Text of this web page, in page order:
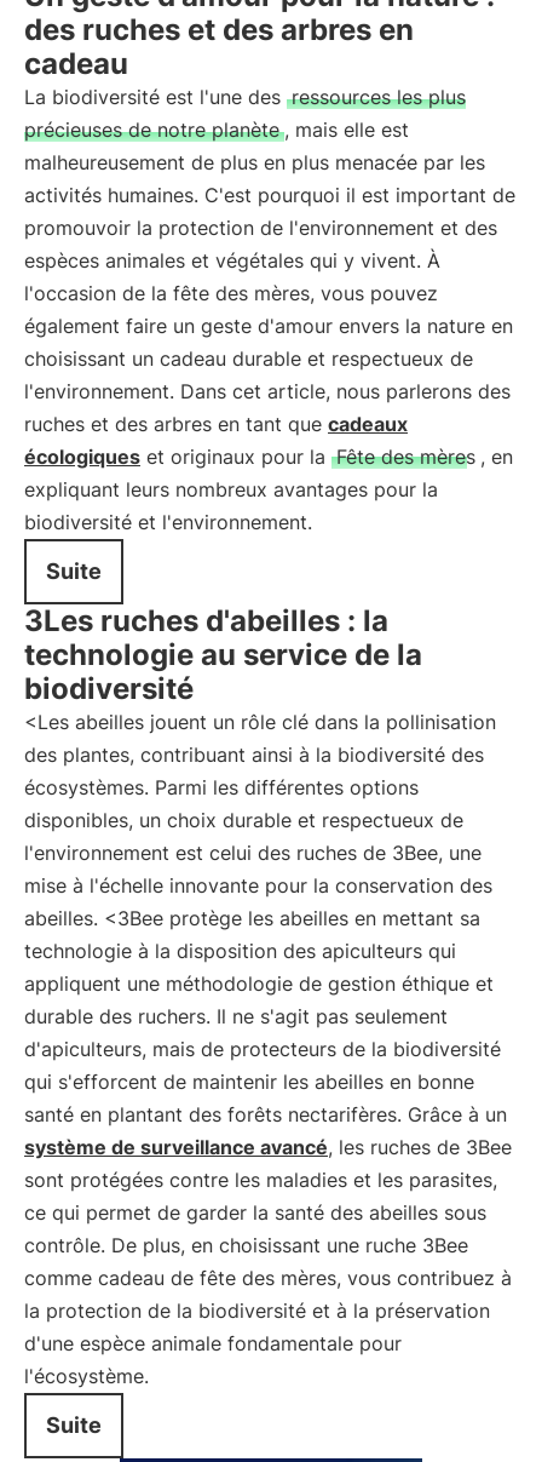
des ruches et des arbres en
cadeau
La biodiversité est l'une des ressources les plus
précieuses de notre planète , mais elle est
malheureusement de plus en plus menacée par les
activités humaines. C'est pourquoi il est important de
promouvoir la protection de l'environnement et des
espèces animales et végétales qui y vivent. À
l'occasion de la fête des mères, vous pouvez
également faire un geste d'amour envers la nature en
choisissant un cadeau durable et respectueux de
l'environnement. Dans cet article, nous parlerons des
ruches et des arbres en tant que cadeaux
écologiques et originaux pour la Fête des mères , en
expliquant leurs nombreux avantages pour la
biodiversité et l'environnement.
Suite
3Les ruches d'abeilles : la
technologie au service de la
biodiversité
<Les abeilles jouent un rôle clé dans la pollinisation
des plantes, contribuant ainsi à la biodiversité des
écosystèmes. Parmi les différentes options
disponibles, un choix durable et respectueux de
l'environnement est celui des ruches de 3Bee, une
mise à l'échelle innovante pour la conservation des
abeilles. <3Bee protège les abeilles en mettant sa
technologie à la disposition des apiculteurs qui
appliquent une méthodologie de gestion éthique et
durable des ruchers. Il ne s'agit pas seulement
d'apiculteurs, mais de protecteurs de la biodiversité
qui s'efforcent de maintenir les abeilles en bonne
santé en plantant des forêts nectarifères. Grâce à un
système de surveillance avancé, les ruches de 3Bee
sont protégées contre les maladies et les parasites,
ce qui permet de garder la santé des abeilles sous
contrôle. De plus, en choisissant une ruche 3Bee
comme cadeau de fête des mères, vous contribuez à
la protection de la biodiversité et à la préservation
d'une espèce animale fondamentale pour
l'écosystème.
Suite